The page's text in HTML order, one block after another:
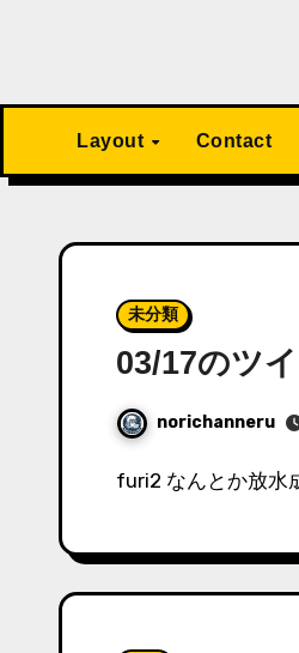
Layout Contact
未分類
03/17のツ
norichanneru
furi2 なんとか放